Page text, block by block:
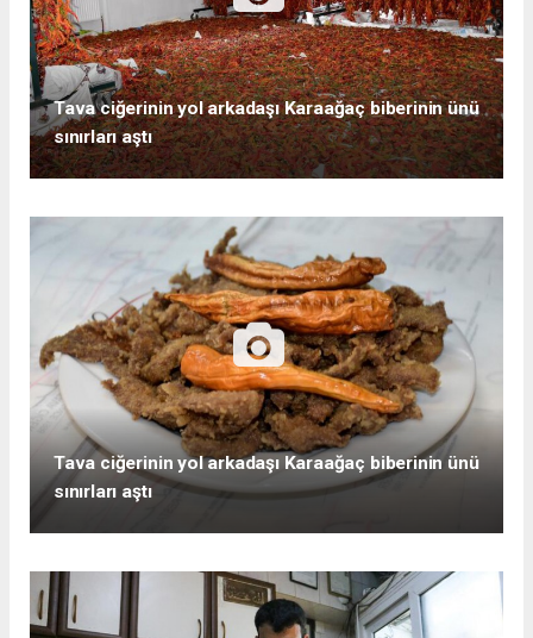
Tava ciğerinin yol arkadaşı Karaağaç biberinin ünü
sınırları aştı
Tava ciğerinin yol arkadaşı Karaağaç biberinin ünü
sınırları aştı